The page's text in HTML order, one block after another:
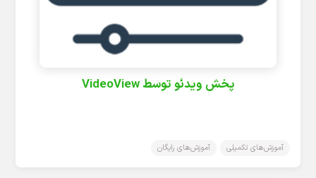
پخش ویدئو توسط VideoView
آموزش‌های تکمیلی آموزش‌های رایگان